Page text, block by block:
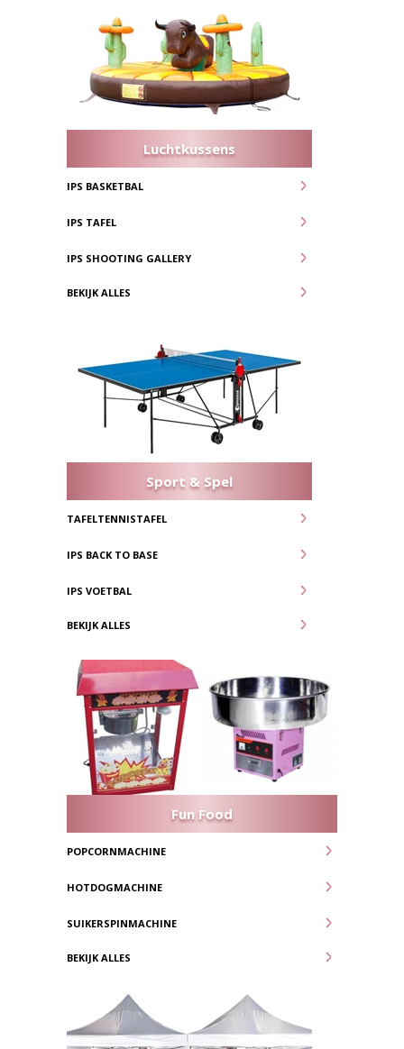
Luchtkussens
IPS BASKETBAL
IPS TAFEL
IPS SHOOTING GALLERY
BEKIJK ALLES
Sport & Spel
TAFELTENNISTAFEL
IPS BACK TO BASE
IPS VOETBAL
BEKIJK ALLES
Fun Food
POPCORNMACHINE
HOTDOGMACHINE
SUIKERSPINMACHINE
BEKIJK ALLES